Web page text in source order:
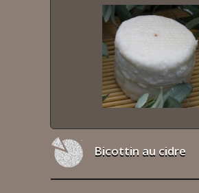
Bicottin au cidre